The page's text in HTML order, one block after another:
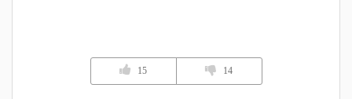
15 14